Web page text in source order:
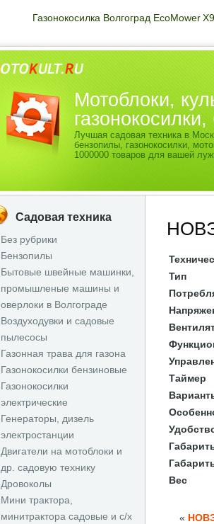
Газонокосилка Волгоград EcoMower X9
Мотоблоки,
Лучшая садовая техника в
бензопилы, газонокосилки,
1000000 товаров для вашей
Садовая техника
Без рубрики
Бензопилы
Бытовые швейные машинки,
промышленые машины и
оверлоки в Волгограде
Воздуходувки и садовые
пылесосы
Газонная трава для газона
Газонокосилки бензиновые
Газонокосилки
электрические
Генераторы, дизель
электростанции
Двигатели на мотоблоки и
др. садовую технику
Дровоколы
Мини трактора,
минитрактора садовые и с/х
Тип
Таймер
Вес
«